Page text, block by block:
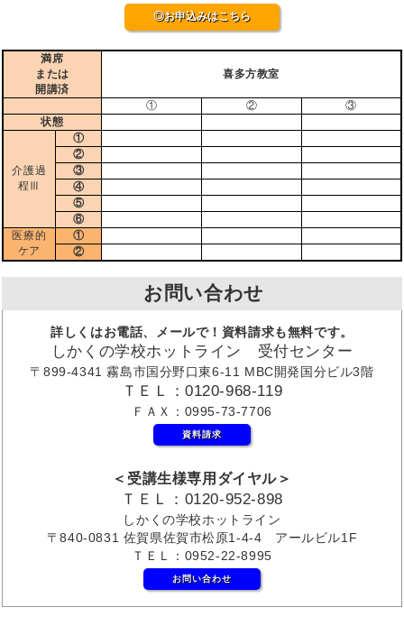
◎お申込みはこちら
満席
または
開講済
喜多方教室
① ②
③
状態
介護過
程Ⅲ
①
②
③
④
⑤
⑥
医療的
ケア
①
②
お問い合わせ
詳しくはお電話、メールで！資料請求も無料です。
しかくの学校ホットライン 受付センター
〒899-4341 霧島市国分野口東6-11 MBC開発国分ビル3階
ＴＥＬ：0120-968-119
ＦＡＸ：0995-73-7706
資料請求
＜受講生様専用ダイヤル＞
ＴＥＬ：0120-952-898
しかくの学校ホットライン
〒840-0831 佐賀県佐賀市松原1-4-4 アールビル1F
ＴＥＬ：0952-22-8995
お問い合わせ